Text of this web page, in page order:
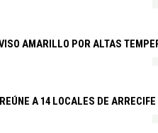
AMARILLO POR ALTAS
A 14 LOCALES DE ARRECIFE